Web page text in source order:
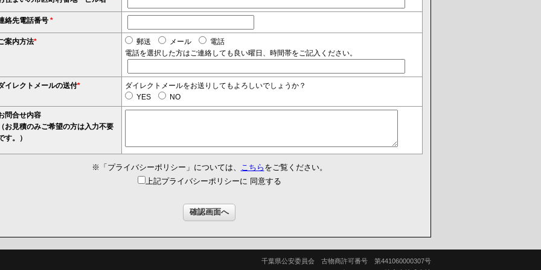
絡先電話番号 *
案内方法* 郵送 メール
電話
電話を選択した方はご連絡しても良い曜日、時間帯をご記入ください。
イレクトメールの送付*
ダイレクトメールをお送りしてもよろしいでしょうか？
YES
NO
問合せ内容
（お見積のみご希望の方は入力不要
す。）
※「プライバシーポリシー」については、 こちら をご覧ください。
上記プライバシーポリシーに 同意する
千葉県公安委員会 古物商許可番号 第441060000307号